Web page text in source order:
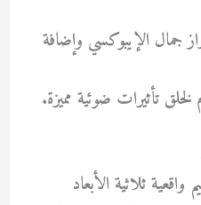
جمال الإيبوكسي وإضافة
تأثيرات ضوئية مميزة.
ثلاثية الأبعاد